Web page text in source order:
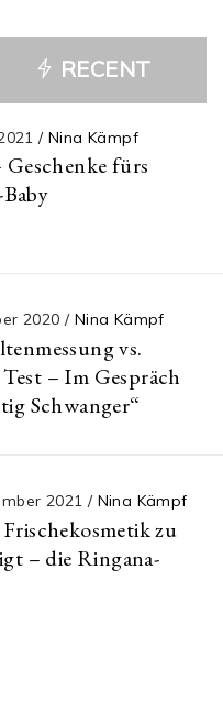
RECENT
/ Nina Kämpf
fürs
2020 / Nina Kämpf
vs.
– Im Gespräch
Schwanger“
2021 / Nina Kämpf
zu
– die Ringana-